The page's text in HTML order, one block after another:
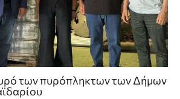
των πυρόπληκτων των Δήμων